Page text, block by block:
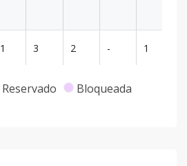
1 3 2 - 1
Reservado Bloqueada